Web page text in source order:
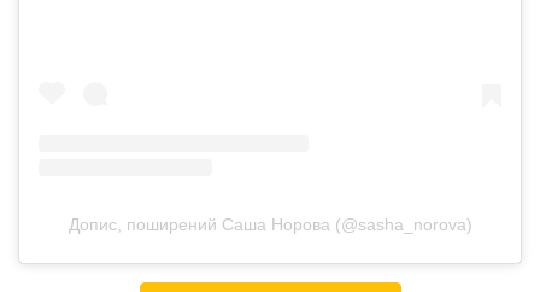
Допис, поширений Саша Норова (@sasha_norova)